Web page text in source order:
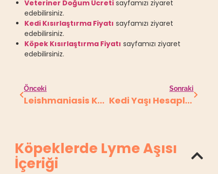
Veteriner Doğum Ücreti sayfamızı ziyaret
edebilirsiniz.
Kedi Kısırlaştırma Fiyatı sayfamızı ziyaret
edebilirsiniz.
Köpek Kısırlaştırma Fiyatı sayfamızı ziyaret
edebilirsiniz.
Önceki
Leishmaniasis Köpek
Sonraki
Kedi Yaşı Hesaplama
Köpeklerde Lyme Aşısı
İçeriği